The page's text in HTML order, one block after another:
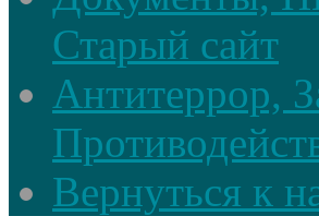
Старый сайт
Антитеррор,
Вернуться к